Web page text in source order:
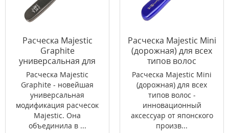
Расческа Majestic
Graphite
универсальная для
всех типов волос
Расческа Majestic
Graphite - новейшая
универсальная
модификация расчесок
Majestic. Она
объединила в ...
Расческа Majestic Mini
(дорожная) для всех
типов волос
Расческа Majestic Mini
(дорожная) для всех
типов волос -
инновационный
аксессуар от японского
произв...